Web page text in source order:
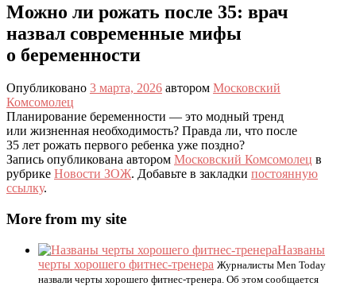
Можно ли рожать после 35: врач
назвал современные мифы
о беременности
Опубликовано 3 марта, 2026 автором Московский
Комсомолец
Планирование беременности — это модный тренд
или жизненная необходимость? Правда ли, что после
35 лет рожать первого ребенка уже поздно?
Запись опубликована автором Московский Комсомолец в
рубрике Новости ЗОЖ. Добавьте в закладки постоянную
ссылку.
More from my site
Названы
черты хорошего фитнес-тренера Журналисты Men Today
назвали черты хорошего фитнес-тренера. Об этом сообщается